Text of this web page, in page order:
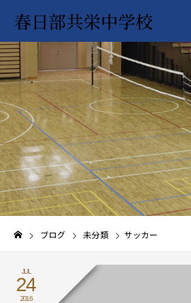
春日部共栄中学校
ブログ 未分類 サッカー
JUL
24
2016